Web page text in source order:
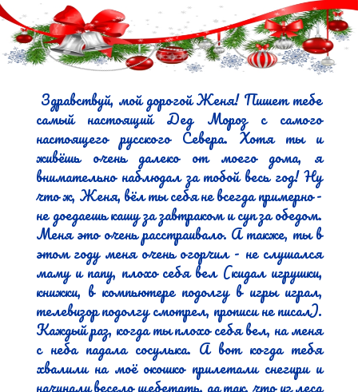
самый настоящий Дед Мороз с самого
настоящего русского Севера. Хотя ты и
живёшь очень далеко от моего дома, я
внимательно наблюдал за тобой весь год! Ну
что ж, Женя, вёл ты себя не всегда примерно -
не доедаешь кашу за завтраком и суп за обедом.
Меня это очень расстраивало. А также, ты в
этом году меня очень огорчил - не слушался
маму и папу, плохо себя вел (кидал игрушки,
книжки, в компьютере подолгу в игры играл,
телевизор подолгу смотрел, прописи не писал).
Каждый раз, когда ты плохо себя вел, на меня
с неба падала сосулька. А вот когда тебя
хвалили на моё окошко прилетали снегири и
начинали весело щебетать, да так, что из леса